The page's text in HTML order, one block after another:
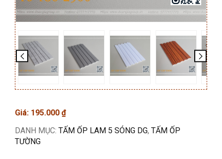
Giá: 195.000 ₫
DANH MỤC: TẤM ỐP LAM 5 SÓNG DG, TẤM ỐP
TƯỜNG